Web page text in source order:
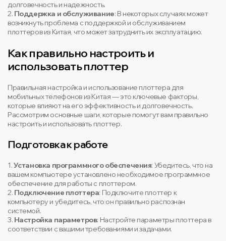
долговечность и надежность.
2. Поддержка и обслуживание: В некоторых случаях может
возникнуть проблема с поддержкой и обслуживанием
плоттеров из Китая, что может затруднить их эксплуатацию.
Как правильно настроить и
использовать плоттер
Правильная настройка и использование плоттера для
мобильных телефонов из Китая — это ключевые факторы,
которые влияют на его эффективность и долговечность.
Рассмотрим основные шаги, которые помогут вам правильно
настроить и использовать плоттер.
Подготовка к работе
1.Установка программного обеспечения: Убедитесь, что на
вашем компьютере установлено необходимое программное
обеспечение для работы с плоттером.
2. Подключение плоттера: Подключите плоттер к
компьютеру и убедитесь, что он правильно распознан
системой.
3. Настройка параметров: Настройте параметры плоттера в
соответствии с вашими требованиями и задачами.